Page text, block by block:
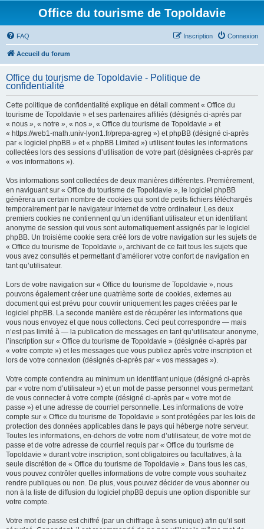
Office du tourisme de Topoldavie
FAQ Connexion
Inscription
Accueil du forum
Office du tourisme de Topoldavie - Politique de
confidentialité
Cette politique de confidentialité explique en détail comment « Office du
tourisme de Topoldavie » et ses partenaires affiliés (désignés ci-après par
« nous », « notre », « nos », « Office du tourisme de Topoldavie » et
« https://web1-math.univ-lyon1.fr/prepa-agreg ») et phpBB (désigné ci-après
par « logiciel phpBB » et « phpBB Limited ») utilisent toutes les informations
collectées lors des sessions d’utilisation de votre part (désignées ci-après par
« vos informations »).
Vos informations sont collectées de deux manières différentes. Premièrement,
en naviguant sur « Office du tourisme de Topoldavie », le logiciel phpBB
génèrera un certain nombre de cookies qui sont de petits fichiers téléchargés
temporairement par le navigateur internet de votre ordinateur. Les deux
premiers cookies ne contiennent qu’un identifiant utilisateur et un identifiant
anonyme de session qui vous sont automatiquement assignés par le logiciel
phpBB. Un troisième cookie sera créé lors de votre navigation sur les sujets de
« Office du tourisme de Topoldavie », archivant de ce fait tous les sujets que
vous avez consultés et permettant d’améliorer votre confort de navigation en
tant qu’utilisateur.
Lors de votre navigation sur « Office du tourisme de Topoldavie », nous
pouvons également créer une quatrième sorte de cookies, externes au
document qui est prévu pour couvrir uniquement les pages créées par le
logiciel phpBB. La seconde manière est de récupérer les informations que
vous nous envoyez et que nous collectons. Ceci peut correspondre — mais
n’est pas limité à — la publication de messages en tant qu’utilisateur anonyme,
l’inscription sur « Office du tourisme de Topoldavie » (désignée ci-après par
« votre compte ») et les messages que vous publiez après votre inscription et
lors de votre connexion (désignés ci-après par « vos messages »).
Votre compte contiendra au minimum un identifiant unique (désigné ci-après
par « votre nom d’utilisateur ») et un mot de passe personnel vous permettant
de vous connecter à votre compte (désigné ci-après par « votre mot de
passe ») et une adresse de courriel personnelle. Les informations de votre
compte sur « Office du tourisme de Topoldavie » sont protégées par les lois de
protection des données applicables dans le pays qui héberge notre serveur.
Toutes les informations, en-dehors de votre nom d’utilisateur, de votre mot de
passe et de votre adresse de courriel requis par « Office du tourisme de
Topoldavie » durant votre inscription, sont obligatoires ou facultatives, à la
seule discrétion de « Office du tourisme de Topoldavie ». Dans tous les cas,
vous pouvez contrôler quelles informations de votre compte vous souhaitez
rendre publiques ou non. De plus, vous pouvez décider de vous abonner ou
non à la liste de diffusion du logiciel phpBB depuis une option disponible sur
votre compte.
Votre mot de passe est chiffré (par un chiffrage à sens unique) afin qu’il soit